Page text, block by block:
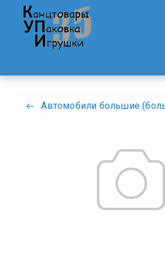
Автомобили большие